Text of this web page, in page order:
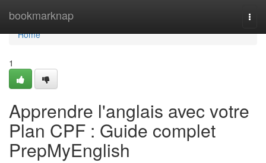
bookmarknap
Home
Home
1
Apprendre l'anglais avec votre
Plan CPF : Guide complet
PrepMyEnglish